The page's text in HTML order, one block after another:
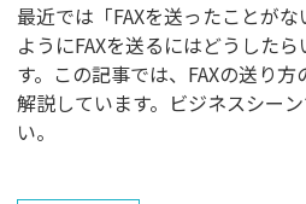
最近では「FAXを送ったことが
ようにFAXを送るにはどうした
す。この記事では、FAXの送り
解説しています。ビジネスシー
い。